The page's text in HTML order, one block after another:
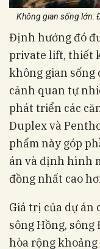
Không gian sống lớn:
Định hướng đó
private lift, thiết
không gian sống
cảnh quan tự
phát triển các
Duplex và
phẩm này góp
án và định hình
đồng nhất cao
Giá trị của dự
sông Hồng,
hòa rộng